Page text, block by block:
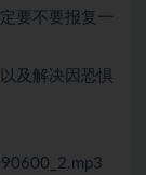
要不要报复一
及解决因恐惧